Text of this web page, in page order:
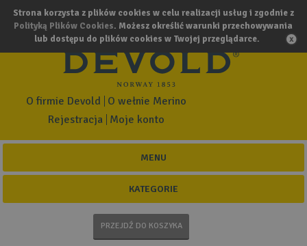
Strona korzysta z plików cookies w celu realizacji usług i zgodnie z
Polityką Plików Cookies. Możesz określić warunki przechowywania
lub dostępu do plików cookies w Twojej przeglądarce.
Rejestracja Moje konto
O firmie Devold O wełnie Merino
MENU
KATEGORIE
PRZEJDŹ DO KOSZYKA